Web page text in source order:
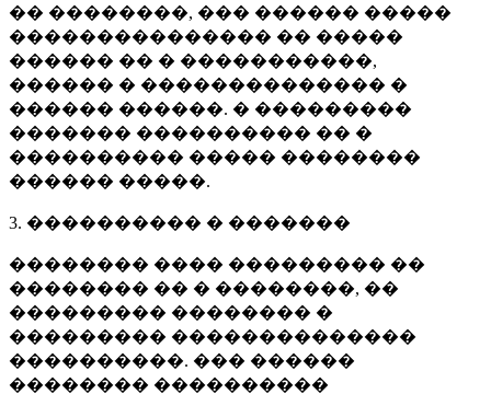
�� ��������, ��� ������ �����
��������������� �� �����
������ �� � �����������,
������ � �������������� �
������ ������. � ���������
������� ���������� �� �
���������� ����� ��������
������ �����.
3. ���������� � �������
�������� ���� ��������� ��
�������� �� � ��������, ��
��������� �������� �
��������� ��������������
����������. ��� ������
�������� ����������